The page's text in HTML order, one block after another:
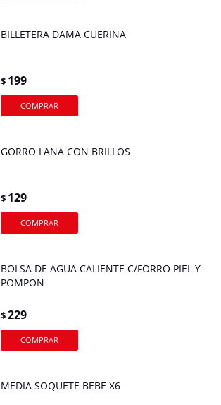
BILLETERA DAMA CUERINA
$ 199
GORRO LANA CON BRILLOS
$ 129
BOLSA DE AGUA CALIENTE C/FORRO PIEL Y
POMPON
$229
MEDIA SOQUETE BEBE X6